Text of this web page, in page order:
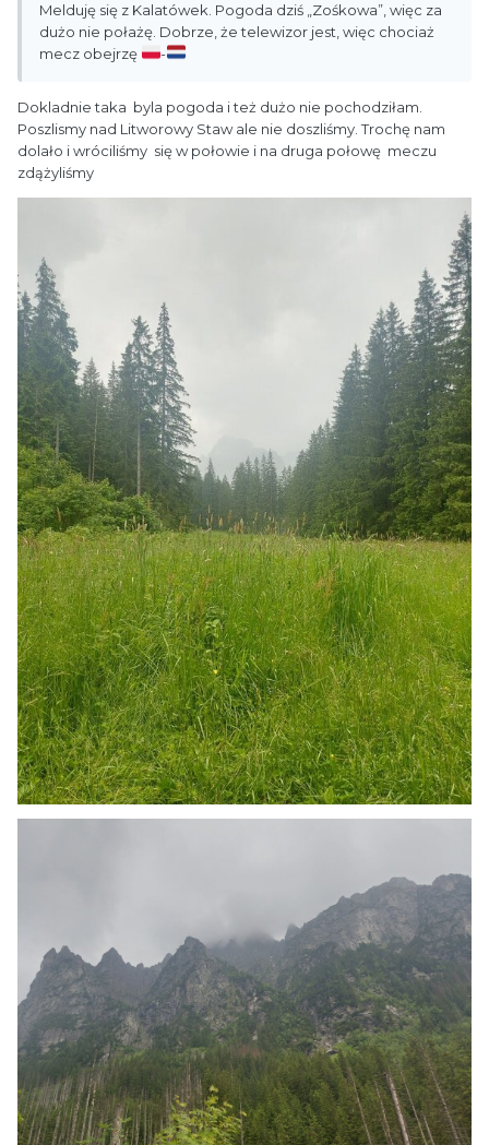
Melduję się z Kalatówek. Pogoda dziś „Zośkowa”, więc za
dużo nie połażę. Dobrze, że telewizor jest, więc chociaż
mecz obejrzę
-
Dokladnie taka byla pogoda i też dużo nie pochodziłam.
Poszlismy nad Litworowy Staw ale nie doszliśmy. Trochę nam
dolało i wróciliśmy się w połowie i na druga połowę meczu
zdążyliśmy